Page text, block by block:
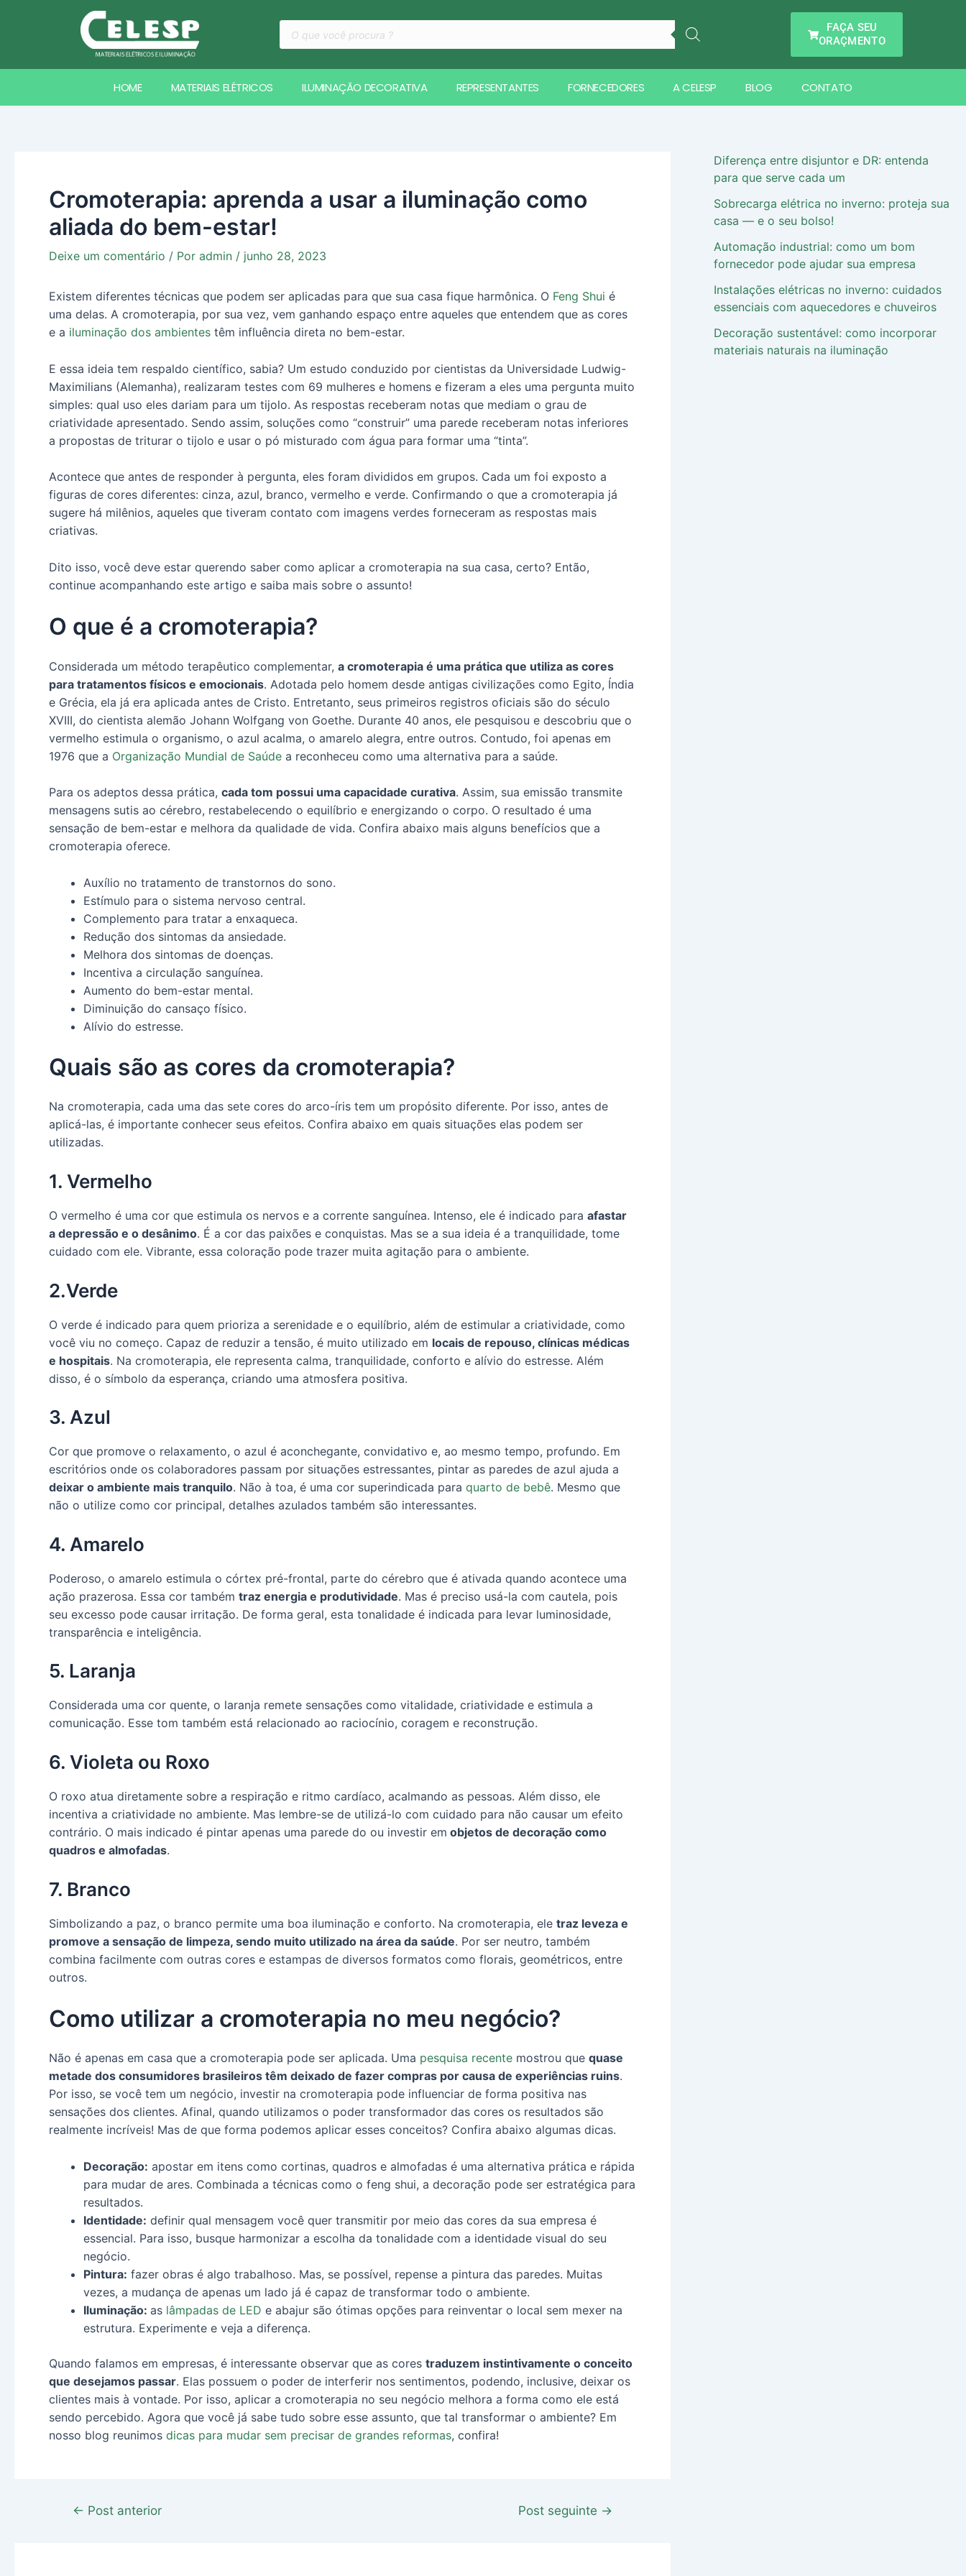
Pesquisar
produtos
FAÇA SEU
ORAÇMENTO
HOME MATERIAIS ELÉTRICOS ILUMINAÇÃO DECORATIVA REPRESENTANTES FORNECEDORES A CELESP BLOG CONTATO
Cromoterapia: aprenda a usar a iluminação como
aliada do bem-estar!
Deixe um comentário / Por admin / junho 28, 2023
Existem diferentes técnicas que podem ser aplicadas para que sua casa fique harmônica. O Feng Shui é
uma delas. A cromoterapia, por sua vez, vem ganhando espaço entre aqueles que entendem que as cores
e a iluminação dos ambientes têm influência direta no bem-estar.
E essa ideia tem respaldo científico, sabia? Um estudo conduzido por cientistas da Universidade Ludwig-
Maximilians (Alemanha), realizaram testes com 69 mulheres e homens e fizeram a eles uma pergunta muito
simples: qual uso eles dariam para um tijolo. As respostas receberam notas que mediam o grau de
criatividade apresentado. Sendo assim, soluções como “construir” uma parede receberam notas inferiores
a propostas de triturar o tijolo e usar o pó misturado com água para formar uma “tinta”.
Acontece que antes de responder à pergunta, eles foram divididos em grupos. Cada um foi exposto a
figuras de cores diferentes: cinza, azul, branco, vermelho e verde. Confirmando o que a cromoterapia já
sugere há milênios, aqueles que tiveram contato com imagens verdes forneceram as respostas mais
criativas.
Dito isso, você deve estar querendo saber como aplicar a cromoterapia na sua casa, certo? Então,
continue acompanhando este artigo e saiba mais sobre o assunto!
O que é a cromoterapia?
Considerada um método terapêutico complementar, a cromoterapia é uma prática que utiliza as cores
para tratamentos físicos e emocionais. Adotada pelo homem desde antigas civilizações como Egito, Índia
e Grécia, ela já era aplicada antes de Cristo. Entretanto, seus primeiros registros oficiais são do século
XVIII, do cientista alemão Johann Wolfgang von Goethe. Durante 40 anos, ele pesquisou e descobriu que o
vermelho estimula o organismo, o azul acalma, o amarelo alegra, entre outros. Contudo, foi apenas em
1976 que a Organização Mundial de Saúde a reconheceu como uma alternativa para a saúde.
Para os adeptos dessa prática, cada tom possui uma capacidade curativa. Assim, sua emissão transmite
mensagens sutis ao cérebro, restabelecendo o equilíbrio e energizando o corpo. O resultado é uma
sensação de bem-estar e melhora da qualidade de vida. Confira abaixo mais alguns benefícios que a
cromoterapia oferece.
Auxílio no tratamento de transtornos do sono.
Estímulo para o sistema nervoso central.
Complemento para tratar a enxaqueca.
Redução dos sintomas da ansiedade.
Melhora dos sintomas de doenças.
Incentiva a circulação sanguínea.
Aumento do bem-estar mental.
Diminuição do cansaço físico.
Alívio do estresse.
Quais são as cores da cromoterapia?
Na cromoterapia, cada uma das sete cores do arco-íris tem um propósito diferente. Por isso, antes de
aplicá-las, é importante conhecer seus efeitos. Confira abaixo em quais situações elas podem ser
utilizadas.
1. Vermelho
O vermelho é uma cor que estimula os nervos e a corrente sanguínea. Intenso, ele é indicado para afastar
a depressão e o desânimo. É a cor das paixões e conquistas. Mas se a sua ideia é a tranquilidade, tome
cuidado com ele. Vibrante, essa coloração pode trazer muita agitação para o ambiente.
2.Verde
O verde é indicado para quem prioriza a serenidade e o equilíbrio, além de estimular a criatividade, como
você viu no começo. Capaz de reduzir a tensão, é muito utilizado em locais de repouso, clínicas médicas
e hospitais. Na cromoterapia, ele representa calma, tranquilidade, conforto e alívio do estresse. Além
disso, é o símbolo da esperança, criando uma atmosfera positiva.
3. Azul
Cor que promove o relaxamento, o azul é aconchegante, convidativo e, ao mesmo tempo, profundo. Em
escritórios onde os colaboradores passam por situações estressantes, pintar as paredes de azul ajuda a
deixar o ambiente mais tranquilo. Não à toa, é uma cor superindicada para quarto de bebê. Mesmo que
não o utilize como cor principal, detalhes azulados também são interessantes.
4. Amarelo
Poderoso, o amarelo estimula o córtex pré-frontal, parte do cérebro que é ativada quando acontece uma
ação prazerosa. Essa cor também traz energia e produtividade. Mas é preciso usá-la com cautela, pois
seu excesso pode causar irritação. De forma geral, esta tonalidade é indicada para levar luminosidade,
transparência e inteligência.
5. Laranja
Considerada uma cor quente, o laranja remete sensações como vitalidade, criatividade e estimula a
comunicação. Esse tom também está relacionado ao raciocínio, coragem e reconstrução.
6. Violeta ou Roxo
O roxo atua diretamente sobre a respiração e ritmo cardíaco, acalmando as pessoas. Além disso, ele
incentiva a criatividade no ambiente. Mas lembre-se de utilizá-lo com cuidado para não causar um efeito
contrário. O mais indicado é pintar apenas uma parede do ou investir em objetos de decoração como
quadros e almofadas.
7. Branco
Simbolizando a paz, o branco permite uma boa iluminação e conforto. Na cromoterapia, ele traz leveza e
promove a sensação de limpeza, sendo muito utilizado na área da saúde. Por ser neutro, também
combina facilmente com outras cores e estampas de diversos formatos como florais, geométricos, entre
outros.
Como utilizar a cromoterapia no meu negócio?
Não é apenas em casa que a cromoterapia pode ser aplicada. Uma pesquisa recente mostrou que quase
metade dos consumidores brasileiros têm deixado de fazer compras por causa de experiências ruins.
Por isso, se você tem um negócio, investir na cromoterapia pode influenciar de forma positiva nas
sensações dos clientes. Afinal, quando utilizamos o poder transformador das cores os resultados são
realmente incríveis! Mas de que forma podemos aplicar esses conceitos? Confira abaixo algumas dicas.
Decoração: apostar em itens como cortinas, quadros e almofadas é uma alternativa prática e rápida
para mudar de ares. Combinada a técnicas como o feng shui, a decoração pode ser estratégica para
resultados.
Identidade: definir qual mensagem você quer transmitir por meio das cores da sua empresa é
essencial. Para isso, busque harmonizar a escolha da tonalidade com a identidade visual do seu
negócio.
Pintura: fazer obras é algo trabalhoso. Mas, se possível, repense a pintura das paredes. Muitas
vezes, a mudança de apenas um lado já é capaz de transformar todo o ambiente.
Iluminação: as lâmpadas de LED e abajur são ótimas opções para reinventar o local sem mexer na
estrutura. Experimente e veja a diferença.
Quando falamos em empresas, é interessante observar que as cores traduzem instintivamente o conceito
que desejamos passar. Elas possuem o poder de interferir nos sentimentos, podendo, inclusive, deixar os
clientes mais à vontade. Por isso, aplicar a cromoterapia no seu negócio melhora a forma como ele está
sendo percebido. Agora que você já sabe tudo sobre esse assunto, que tal transformar o ambiente? Em
nosso blog reunimos dicas para mudar sem precisar de grandes reformas, confira!
Navegação
← Post anterior Post seguinte →
Diferença entre disjuntor e DR: entenda
para que serve cada um
Sobrecarga elétrica no inverno: proteja sua
casa ― e o seu bolso!
Automação industrial: como um bom
fornecedor pode ajudar sua empresa
Instalações elétricas no inverno: cuidados
essenciais com aquecedores e chuveiros
Decoração sustentável: como incorporar
materiais naturais na iluminação